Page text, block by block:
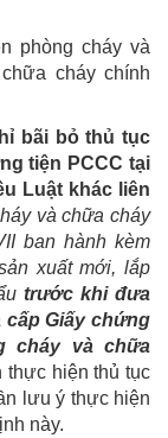
phòng cháy và
cháy chính
bãi bỏ thủ tục
tiện PCCC tại
Luật khác liên
và chữa cháy
ban hành kèm
xuất mới, lắp
trước khi đưa
Giấy chứng
cháy và chữa
thực hiện thủ tục
lưu ý thực hiện
này.